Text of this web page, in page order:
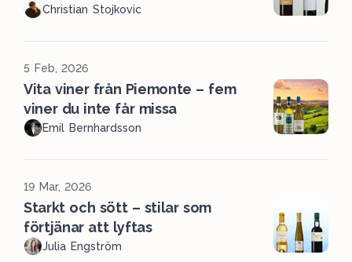
Christian Stojkovic
5 Feb, 2026
Vita viner från Piemonte – fem
viner du inte får missa
Emil Bernhardsson
19 Mar, 2026
Starkt och sött – stilar som
förtjänar att lyftas
Julia Engström